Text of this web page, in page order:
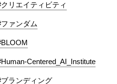
リエイティビティ
ァンダム
Centered_AI_Institute
ランディング